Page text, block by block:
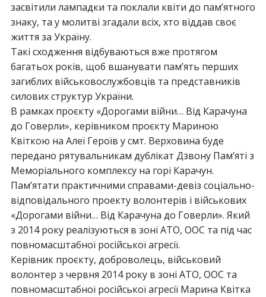
засвітили лампадки та поклали квіти до пам’ятного
знаку, та у молитві згадали всіх, хто віддав своє
життя за Україну.
Такі сходження відбуваються вже протягом
багатьох років, щоб вшанувати пам’ять перших
загиблих військовослужбовців та представників
силових структур України.
В рамках проєкту «Дорогами війни… Від Карачуна
до Говерли», керівником проєкту Мариною
Квіткою на Алеї Героїв у смт. Верховина буде
передано рятувальникам дублікат Дзвону Пам’яті з
Меморіального комплексу на горі Карачун.
Пам’ятати практичними справами-девіз соціально-
відповідального проекту волонтерів і військових
«Дорогами війни… Від Карачуна до Говерли». Який
з 2014 року реалізуються в зоні АТО, ООС та під час
повномасштабної російської агресії.
Керівник проєкту, доброволець, військовий
волонтер з червня 2014 року в зоні АТО, ООС та
повномасштабної російської агресії Марина Квітка